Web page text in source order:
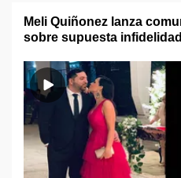
Meli Quiñonez lanza
sobre supuesta